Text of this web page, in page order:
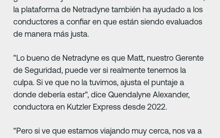
la plataforma de Netradyne también ha ayudado a los
conductores a confiar en que están siendo evaluados
de manera más justa.
"Lo bueno de Netradyne es que Matt, nuestro Gerente
de Seguridad, puede ver si realmente tenemos la
culpa. Si ve que no la tuvimos, ajusta el puntaje a
donde debería estar", dice Quendalyne Alexander,
conductora en Kutzler Express desde 2022.
"Pero si ve que estamos viajando muy cerca, nos va a